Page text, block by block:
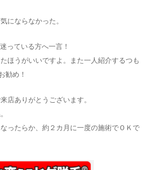
にならなかった。
っている方へ一言！
ほうがいいですよ。また一人紹介するつも
勧め！
店ありがとうございます。
ったらか、約２カ月に一度の施術でＯＫで